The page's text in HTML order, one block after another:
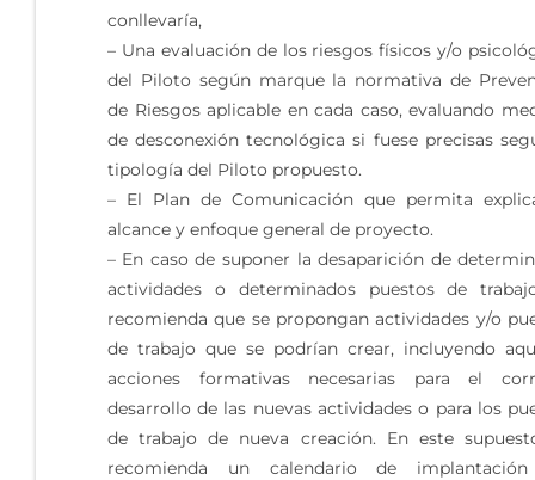
conllevaría,
– Una evaluación de los riesgos físicos y/o
del Piloto según marque la normativa de
de Riesgos aplicable en cada caso, evaluando
de desconexión tecnológica si fuese precisas
tipología del Piloto propuesto.
– El Plan de Comunicación que permita
alcance y enfoque general de proyecto.
– En caso de suponer la desaparición de
actividades o determinados puestos de
recomienda que se propongan actividades y/o
de trabajo que se podrían crear, incluyendo
acciones formativas necesarias para el
desarrollo de las nuevas actividades o para los
de trabajo de nueva creación. En este
recomienda un calendario de